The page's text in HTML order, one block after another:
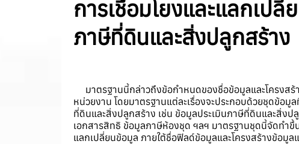
การเชื่อมโยงและแลกเป
ภาษีที่ดินและสิ่งปลูกสร้าง
มาตรฐานนี้กล่าวถึงข้อกำหนดของชื่อข้อมูลและโครงสร้
หน่วยงาน โดยมาตรฐานแต่ละเรื่องจะประกอบด้วยชุดข้อมู
ที่ดินและสิ่งปลูกสร้าง เช่น ข้อมูลประเมินภาษีที่ดินและสิ่ง
เอกสารสิทธิ ข้อมูลภาษีห้องชุด ฯลฯ มาตรฐานชุดนี้จัดทำขึ้
แลกเปลี่ยนข้อมูล ภายใต้ชื่อฟิลด์ข้อมูลและโครงสร้างข้อมูล